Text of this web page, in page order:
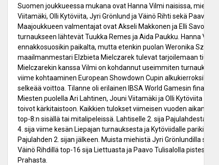
Suomen joukkueessa mukana ovat Hanna Vilmi naisissa,
Viitamäki, Olli Kytöviita, Jyri Grönlund ja Väinö Rihti sekä Paavo
Maajoukkueen valmentajat ovat Akseli Makkonen ja Elli
turnaukseen lähtevät Tuukka Remes ja Aida Paukku. Hanna
ennakkosuosikin paikalta, mutta etenkin puolan Weronika Szynal
maailmanmestari Elzbieta Mielczarek tulevat tarjoilemaan
Mielczarekin kanssa Vilmi on kohdannut useimmiten
viime kohtaaminen European Showdown Cupin alkukierroksilla
selkeää voittoa. Tilanne oli erilainen IBSA World Gamesin
Miesten puolella Ari Lahtinen, Jouni Viitamäki ja Olli Kytöviita
toivot kärkitaistoon. Kaikkien tulokset viimeisen vuoden aikana
top-8:n sisällä tai mitalipeleissä. Lahtiselle 2. sija Pajulahdesta
4. sija viime kesän Liepajan turnauksesta ja Kytöviidalle parikin
Pajulahden 2. sijan jälkeen. Muista miehistä Jyri Grönlundilla sija
Väinö Rihdillä top-16 sija Liettuasta ja Paavo Tulisalolla pistesijat
Prahasta.